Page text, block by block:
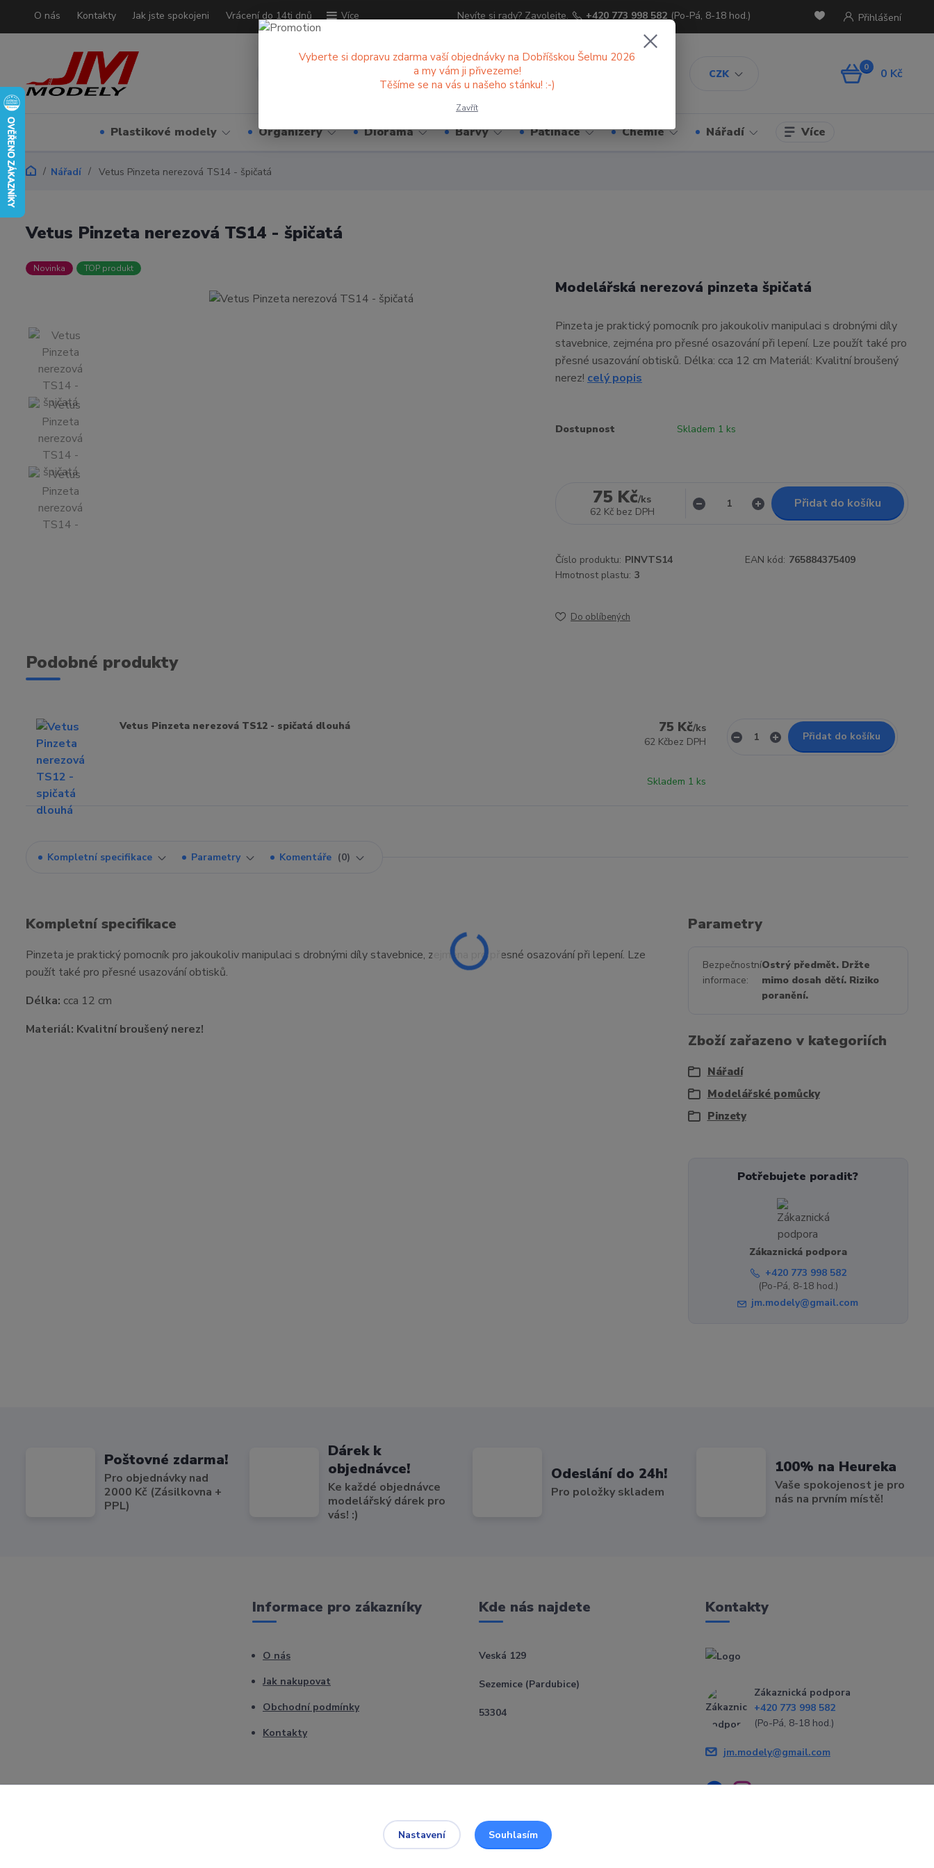
O nás Kontakty Jak jste spokojeni Vrácení do 14ti dnů Více
CZK
Přihlášení
Nevíte si rady? Zavolejte. +420 773 998 582 (Po-Pá, 8-18 hod.)
0 0 Kč
Plastikové modely Organizéry Diorama Barvy Patinace Chemie Nářadí Více
Nářadí Vetus Pinzeta nerezová TS14 - špičatá
Vetus Pinzeta nerezová TS14 - špičatá
Novinka TOP produkt
Modelářská nerezová pinzeta špičatá
Pinzeta je praktický pomocník pro jakoukoliv manipulaci s drobnými díly
stavebnice, zejména pro přesné osazování při lepení. Lze použít také pro
přesné usazování obtisků. Délka: cca 12 cm Materiál: Kvalitní broušený
nerez! celý popis
Dostupnost Skladem 1 ks
75 Kč/ks
62 Kč bez DPH
Přidat do košíku
Číslo produktu: PINVTS14 EAN kód: 765884375409
Hmotnost plastu: 3
Do oblíbených
Podobné produkty
Vetus Pinzeta nerezová TS12 - spičatá dlouhá 75 Kč/ks
62 Kčbez DPH
Skladem 1 ks
Přidat do košíku
Kompletní specifikace Parametry Komentáře 0
Kompletní specifikace
Pinzeta je praktický pomocník pro jakoukoliv manipulaci s drobnými díly stavebnice, zejména pro přesné osazování při lepení. Lze
použít také pro přesné usazování obtisků.
Délka: cca 12 cm
Materiál: Kvalitní broušený nerez!
Parametry
Bezpečnostní
informace
Ostrý předmět. Držte
mimo dosah dětí. Riziko
poranění.
Zboží zařazeno v kategoriích
Nářadí
Modelářské pomůcky
Pinzety
Potřebujete poradit?
Zákaznická podpora
+420 773 998 582
(Po-Pá, 8-18 hod.)
jm.modely@gmail.com
Poštovné zdarma!
Pro objednávky nad
2000 Kč (Zásilkovna +
PPL)
Dárek k
objednávce!
Ke každé objednávce
modelářský dárek pro
vás! :)
Odeslání do 24h!
Pro položky skladem
100% na Heureka
Vaše spokojenost je pro
nás na prvním místě!
Informace pro zákazníky
O nás
Jak nakupovat
Obchodní podmínky
Kontakty
Kde nás najdete
Veská 129
Sezemice (Pardubice)
53304
Kontakty
Zákaznická podpora
+420 773 998 582
(Po-Pá, 8-18 hod.)
jm.modely@gmail.com
Vyberte si dopravu zdarma vaší objednávky na Dobříšskou Šelmu 2026
a my vám ji přivezeme!
Těšíme se na vás u našeho stánku! :-)
Zavřít
Nastavení Souhlasím